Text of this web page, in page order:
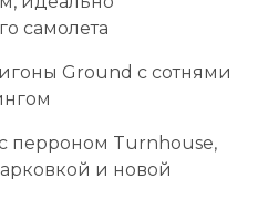
самолета
Ground с сотнями
перроном Turnhouse,
и новой